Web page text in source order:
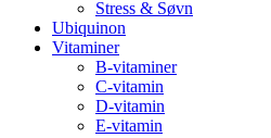
Stress & Søvn
Ubiquinon
Vitaminer
B-vitaminer
C-vitamin
D-vitamin
E-vitamin